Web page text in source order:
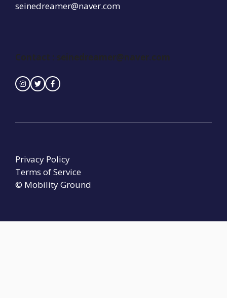
seinedreamer@naver.com
Contact : seinedreamer@naver.com
© Mobility Ground
Privacy Policy
Terms of Service